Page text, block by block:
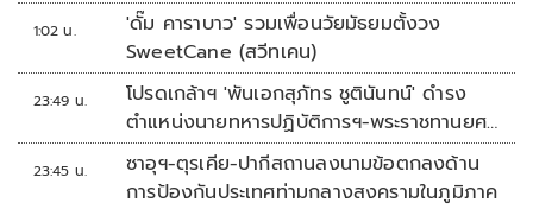
1:02 น.
'ดั๊ม คาราบาว' รวมเพื่อนวัยมัธยมตั้งวง
SweetCane (สวีทเคน)
23:49 น.
โปรดเกล้าฯ 'พันเอกสุภัทร ชูตินันทน์' ดำรง
ตำแหน่งนายทหารปฏิบัติการฯ-พระราชทานยศ
'พลตรี'
23:45 น.
ซาอุฯ-ตุรเคีย-ปากีสถานลงนามข้อตกลงด้าน
การป้องกันประเทศท่ามกลางสงครามในภูมิภาค